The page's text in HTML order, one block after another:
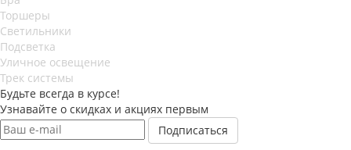
Торшеры
Светильники
Подсветка
Уличное освещение
Трек системы
Будьте всегда в курсе!
Узнавайте о скидках и акциях первым